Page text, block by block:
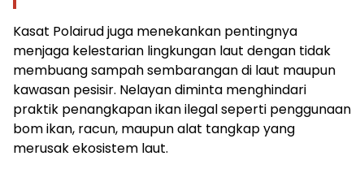
Kasat Polairud juga menekankan pentingnya
menjaga kelestarian lingkungan laut dengan tidak
membuang sampah sembarangan di laut maupun
kawasan pesisir. Nelayan diminta menghindari
praktik penangkapan ikan ilegal seperti penggunaan
bom ikan, racun, maupun alat tangkap yang
merusak ekosistem laut.